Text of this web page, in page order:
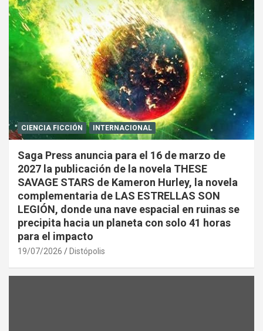
CIENCIA FICCIÓN INTERNACIONAL
Saga Press anuncia para el 16 de marzo de
2027 la publicación de la novela THESE
SAVAGE STARS de Kameron Hurley, la novela
complementaria de LAS ESTRELLAS SON
LEGIÓN, donde una nave espacial en ruinas se
precipita hacia un planeta con solo 41 horas
para el impacto
19/07/2026 Distópolis